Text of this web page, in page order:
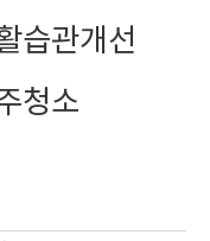
습관개선
청소